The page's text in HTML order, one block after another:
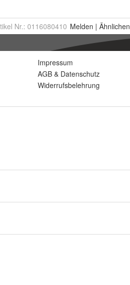
Nr.: 0116080410 Melden | Ähnlichen
Impressum
AGB & Datenschutz
Widerrufsbelehrung